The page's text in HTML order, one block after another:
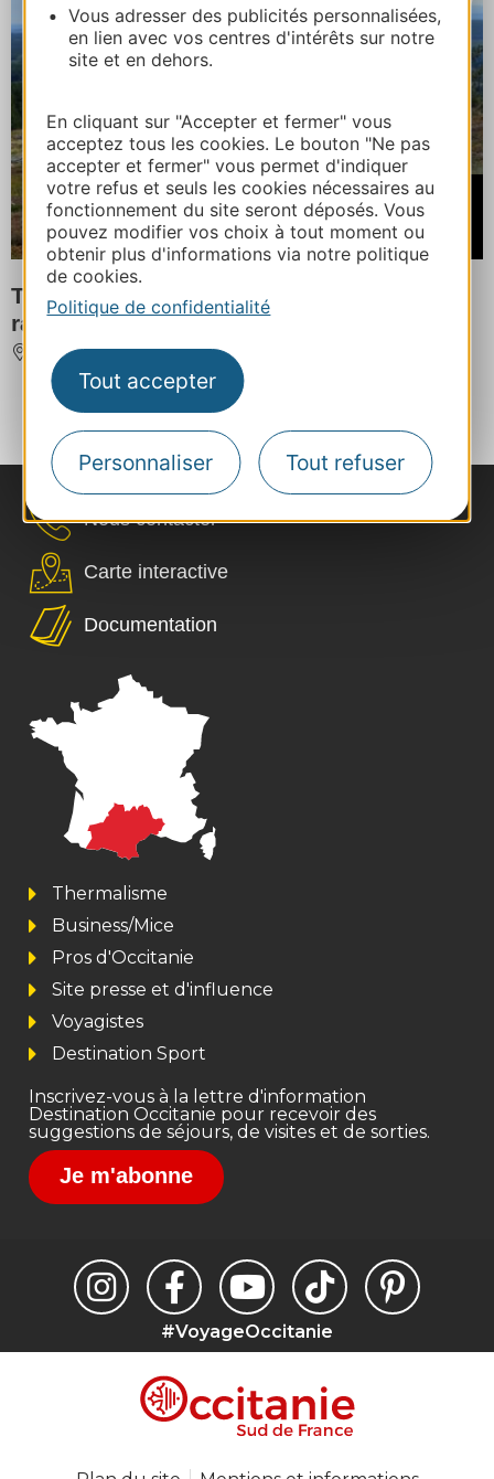
Vous adresser des publicités personnalisées,
en lien avec vos centres d'intérêts sur notre
site et en dehors.
En cliquant sur "Accepter et fermer" vous
acceptez tous les cookies. Le bouton "Ne pas
accepter et fermer" vous permet d'indiquer
votre refus et seuls les cookies nécessaires au
fonctionnement du site seront déposés. Vous
pouvez modifier vos choix à tout moment ou
obtenir plus d'informations via notre politique
de cookies.
Politique de confidentialité
Tout accepter
Personnaliser Tout refuser
À partir de
670€
/ par pers. 7 jours/ 6 nuits
Tour des Monts de Margeride en
randonnée 6 jours
AUMONT AUBRAC
‹ 3 ›
Nous contacter
Carte interactive
Documentation
Thermalisme
Business/Mice
Pros d'Occitanie
Site presse et d'influence
Voyagistes
Destination Sport
Inscrivez-vous à la lettre d'information
Destination Occitanie pour recevoir des
suggestions de séjours, de visites et de sorties.
Je m'abonne
#VoyageOccitanie